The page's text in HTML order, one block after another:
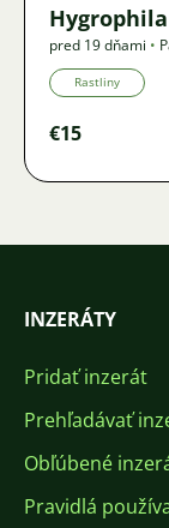
pred 19 dňami •
Rastliny
€15
INZERÁTY
Pridať inzerát
Prehľadávať
Obľúbené
Pravidlá